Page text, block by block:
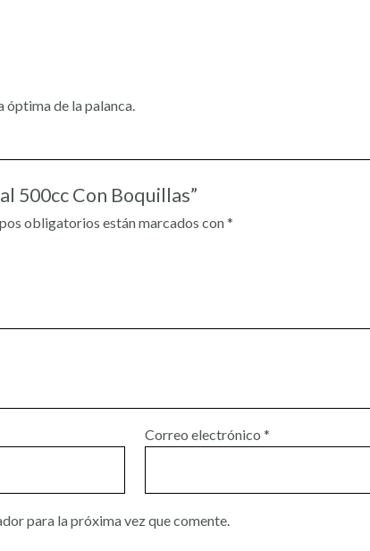
de la palanca.
500cc Con Boquillas”
obligatorios están marcados con*
Correo electrónico*
para la próxima vez que comente.